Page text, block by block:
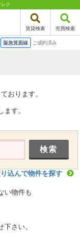
レク
賃貸検索 売買検索
阪急箕面線 ご成約済み
おります。
す。
込んで物件を探す
い物件も
さい。